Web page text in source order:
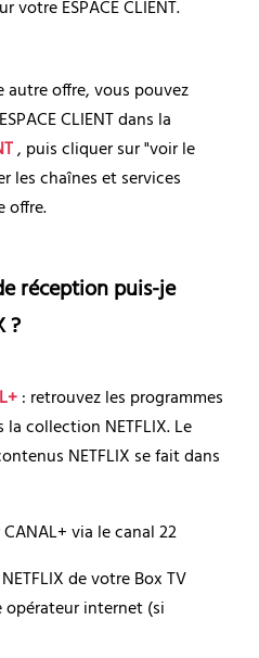
ESPACE CLIENT.
autre offre, vous pouvez
CLIENT dans la
, puis cliquer sur "voir le
les chaînes et services
offre.
réception puis-je
?
: retrouvez les programmes
la collection NETFLIX. Le
NETFLIX se fait dans
via le canal 22
NETFLIX de votre Box TV
internet (si